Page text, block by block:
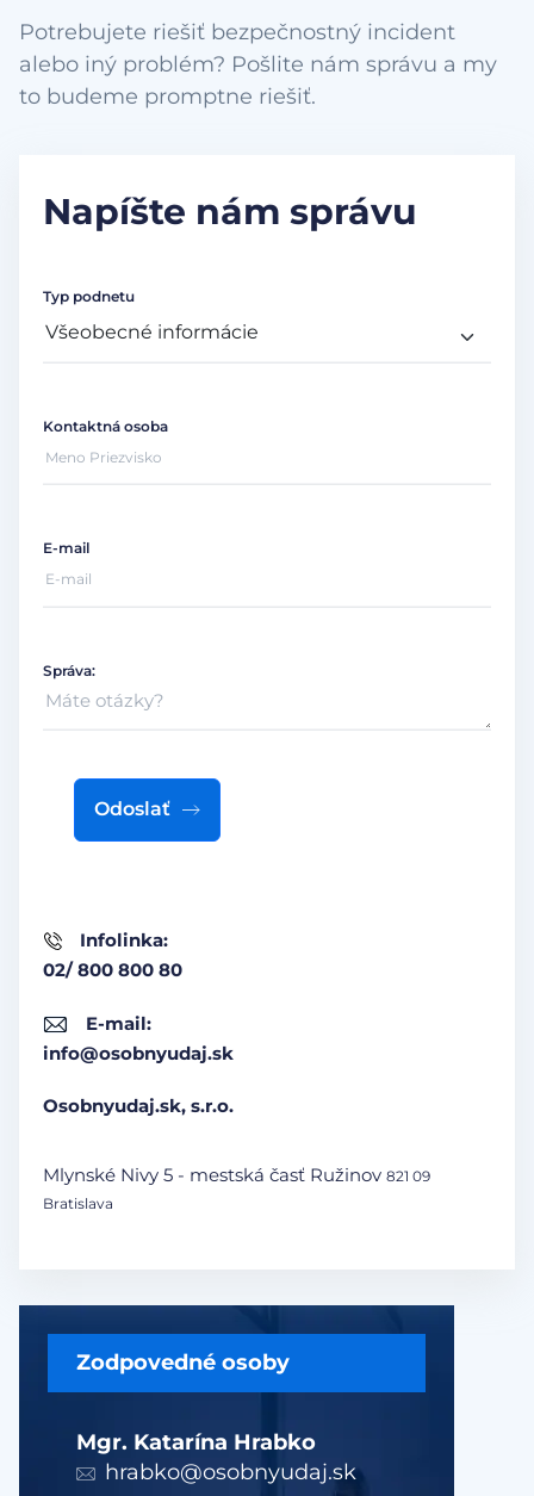
Potrebujete riešiť bezpečnostný incident
alebo iný problém? Pošlite nám správu a my
to budeme promptne riešiť.
Zodpovedné osoby
Mgr. Katarína Hrabko
hrabko@osobnyudaj.sk
Napíšte nám správu
Infolinka:
02/ 800 800 80
E-mail:
info@osobnyudaj.sk
Osobnyudaj.sk, s.r.o.
Mlynské Nivy 5 - mestská časť Ružinov 821 09
Bratislava
Typ podnetu
Kontaktná osoba
E-mail
Správa:
Odoslať